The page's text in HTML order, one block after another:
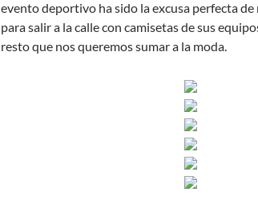
evento deportivo ha sido la excusa perfecta
para salir a la calle con camisetas de sus
resto que nos queremos sumar a la moda.